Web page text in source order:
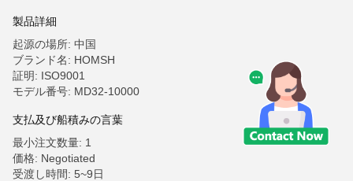
製品詳細
起源の場所: 中国
ブランド名: HOMSH
証明: ISO9001
モデル番号: MD32-10000
支払及び船積みの言葉
最小注文数量: 1
価格: Negotiated
受渡し時間: 5~9日